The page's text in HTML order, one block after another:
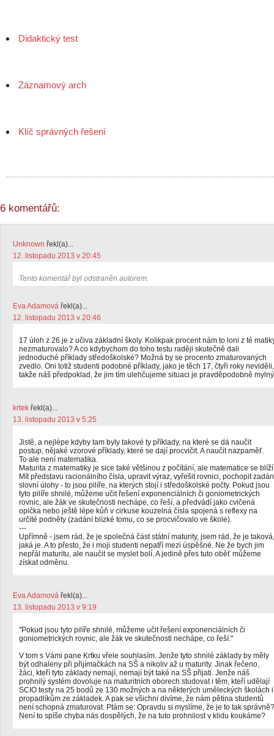
Didaktický test
Záznamový arch
Klíč správných řešení
6 komentářů:
Unknown řekl(a)...
12. listopadu 2013 v 20:45
Tento komentář byl odstraněn autorem.
Eva Adamová řekl(a)...
12. listopadu 2013 v 20:46
17 úloh z 26 je z učiva základní školy. Kolikpak procent nám to loni z té
nezmaturovalo? A co kdybychom do toho testu raději skutečně dali
jednoduché příklady středoškolské? Možná by se procento zmaturovaných
zvedlo. Oni totiž studenti podobné příklady, jako je těch 17, čtyři roky neviděli,
takže náš předpoklad, že jim tím ulehčujeme situaci je pravděpodobně
krtek řekl(a)...
13. listopadu 2013 v 5:25
Jistě, a nejlépe kdyby tam byly takové ty příklady, na které se dá naučit
postup, nějaké vzorové příklady, které se dají procvičit. A naučit nazpaměť.
To ale není matematika.
Maturita z matematiky je sice také většinou z počítání, ale matematice se
Mít představu racionálního čísla, upravit výraz, vyřešit rovnici, pochopit
slovní úlohy - to jsou pilíře, na kterých stojí i středoškolské počty. Pokud jsou
tyto pilíře shnilé, můžeme učit řešení exponenciálních či goniometrických
rovnic, ale žák ve skutečnosti nechápe, co řeší, a předvádí jako cvičená
opička nebo ještě lépe kůň v cirkuse kouzelná čísla spojená s reflexy na
určité podněty (zadání blízké tomu, co se procvičovalo ve škole).
---
Upřímně - jsem rád, že je společná část státní maturity, jsem rád, že je taková,
jaká je. A to přesto, že i moji studenti nepatří mezi úspěšné. Ne že bych jim
nepřál maturitu, ale naučit se myslet bolí. A jedině přes tuto oběť můžeme
získat odměnu.
Eva Adamová řekl(a)...
13. listopadu 2013 v 9:19
"Pokud jsou tyto pilíře shnilé, můžeme učit řešení exponenciálních či
goniometrických rovnic, ale žák ve skutečnosti nechápe, co řeší."
V tom s Vámi pane Krtku vřele souhlasím. Jenže tyto shnilé základy by měly
být odhaleny při přijímačkách na SŠ a nikoliv až u maturity. Jinak řečeno,
žáci, kteří tyto základy nemají, nemají být také na SŠ přijati. Jenže náš
prohnilý systém dovoluje na maturitních oborech studovat i těm, kteří udělají
SCIO testy na 25 bodů ze 130 možných a na některých uměleckých školách i
propadlíkům ze základek. A pak se všichni divíme, že nám pětina studentů
není schopná zmaturovat. Ptám se: Opravdu si myslíme, že je to tak správně?
Není to spíše chyba nás dospělých, že na tuto prohnilost v klidu koukáme?